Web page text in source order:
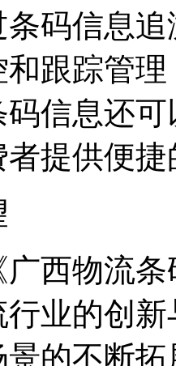
码信息
跟踪管
信息还
提供便
广西物流
业的创
的不断